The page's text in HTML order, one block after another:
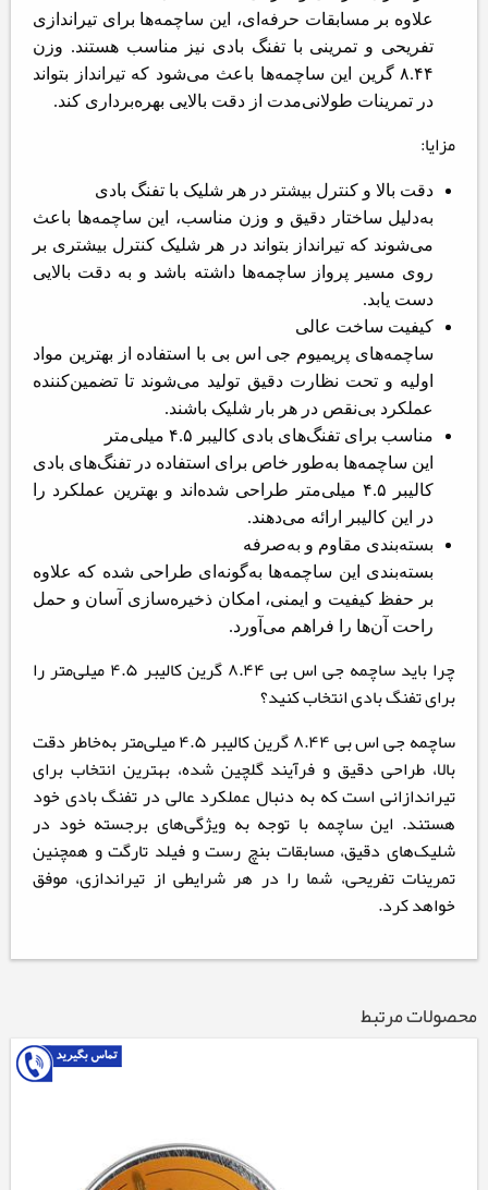
علاوه بر مسابقات حرفه‌ای، این ساچمه‌ها برای تیراندازی
تفریحی و تمرینی با تفنگ بادی نیز مناسب هستند. وزن
۸.۴۴ گرین این ساچمه‌ها باعث می‌شود که تیرانداز بتواند
در تمرینات طولانی‌مدت از دقت بالایی بهره‌برداری کند.
مزایا:
دقت بالا و کنترل بیشتر در هر شلیک با تفنگ بادی
به‌دلیل ساختار دقیق و وزن مناسب، این ساچمه‌ها باعث
می‌شوند که تیرانداز بتواند در هر شلیک کنترل بیشتری بر
روی مسیر پرواز ساچمه‌ها داشته باشد و به دقت بالایی
دست یابد.
کیفیت ساخت عالی
ساچمه‌های پریمیوم جی اس بی با استفاده از بهترین مواد
اولیه و تحت نظارت دقیق تولید می‌شوند تا تضمین‌کننده
عملکرد بی‌نقص در هر بار شلیک باشند.
مناسب برای تفنگ‌های بادی کالیبر ۴.۵ میلی‌متر
این ساچمه‌ها به‌طور خاص برای استفاده در تفنگ‌های بادی
کالیبر ۴.۵ میلی‌متر طراحی شده‌اند و بهترین عملکرد را
در این کالیبر ارائه می‌دهند.
بسته‌بندی مقاوم و به‌صرفه
بسته‌بندی این ساچمه‌ها به‌گونه‌ای طراحی شده که علاوه
بر حفظ کیفیت و ایمنی، امکان ذخیره‌سازی آسان و حمل
راحت آن‌ها را فراهم می‌آورد.
چرا باید ساچمه جی اس بی ۸.۴۴ گرین کالیبر ۴.۵ میلی‌متر را
برای تفنگ بادی انتخاب کنید؟
ساچمه جی اس بی ۸.۴۴ گرین کالیبر ۴.۵ میلی‌متر به‌خاطر دقت
بالا، طراحی دقیق و فرآیند گلچین شده، بهترین انتخاب برای
تیراندازانی است که به دنبال عملکرد عالی در تفنگ بادی خود
هستند. این ساچمه با توجه به ویژگی‌های برجسته خود در
شلیک‌های دقیق، مسابقات بنچ رست و فیلد تارگت و همچنین
تمرینات تفریحی، شما را در هر شرایطی از تیراندازی، موفق
خواهد کرد.
محصولات مرتبط